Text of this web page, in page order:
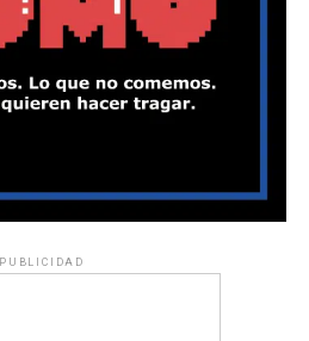
PUBLICIDAD